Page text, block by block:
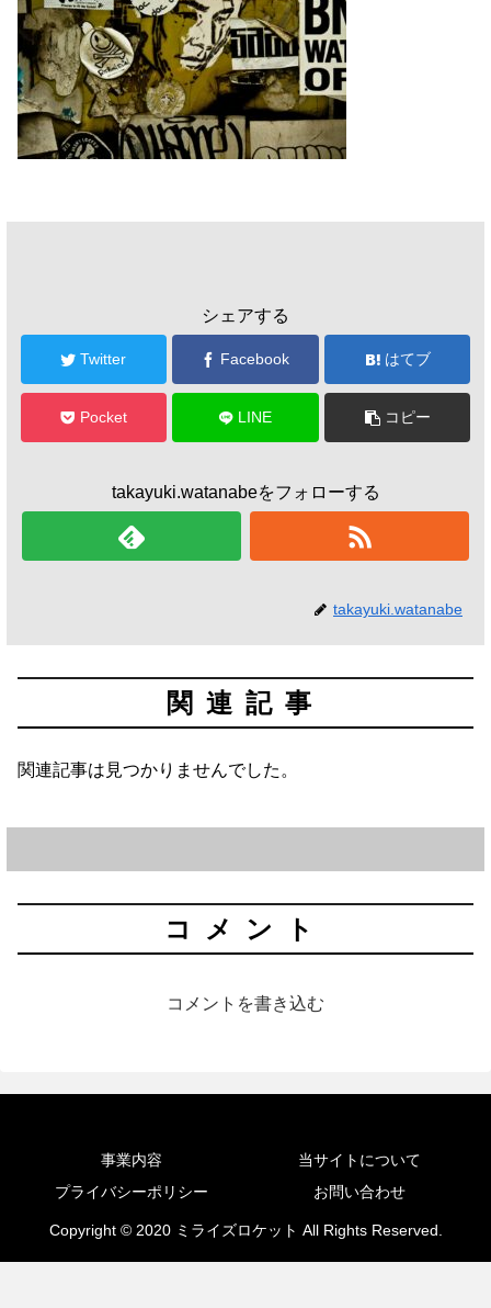
シェアする
Twitter Facebook はてブ
Pocket LINE コピー
takayuki.watanabeをフォローする
takayuki.watanabe
関連記事
関連記事は見つかりませんでした。
コメント
コメントを書き込む
事業内容
当サイトについて
プライバシーポリシー
お問い合わせ
Copyright © 2020 ミライズロケット All Rights Reserved.